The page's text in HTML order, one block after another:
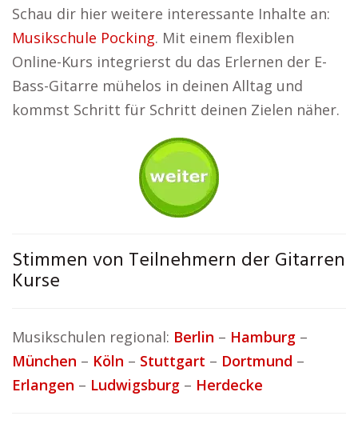
Schau dir hier weitere interessante Inhalte an:
Musikschule Pocking. Mit einem flexiblen
Online-Kurs integrierst du das Erlernen der E-
Bass-Gitarre mühelos in deinen Alltag und
kommst Schritt für Schritt deinen Zielen näher.
Stimmen von Teilnehmern der Gitarren
Kurse
Musikschulen regional: Berlin – Hamburg –
München – Köln – Stuttgart – Dortmund –
Erlangen – Ludwigsburg – Herdecke